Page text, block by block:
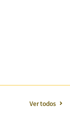
Ver todos